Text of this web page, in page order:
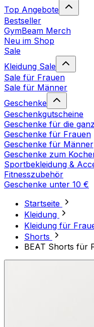
Top Angebote
Bestseller
GymBeam Merch
Neu im Shop
Sale
Kleidung Sale
Sale für Frauen
Sale für Männer
Geschenke
Geschenkgutscheine
Geschenke für die
Geschenke für Frauen
Geschenke für Männer
Geschenke zum
Sportbekleidung &
Fitnesszubehör
Geschenke unter 10 €
Startseite
Kleidung
Kleidung für
Shorts
BEAT Shorts für